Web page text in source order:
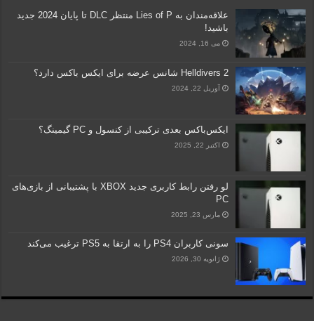
علاقه‌مندان به Lies of P منتظر DLC تا پایان 2024 جدید
باشید!
می 16, 2024
Helldivers 2 شانس عرضه برای ایکس باکس دارد؟
آوریل 22, 2024
ایکس‌باکس بعدی ترکیبی از کنسول و PC گیمینگ؟
اکتبر 22, 2025
لو رفتن رابط کاربری جدید XBOX با پشتیبانی از بازی‌های
PC
مارس 23, 2025
سونی کاربران PS4 را به ارتقا به PS5 ترغیب می‌کند
ژانویه 30, 2026